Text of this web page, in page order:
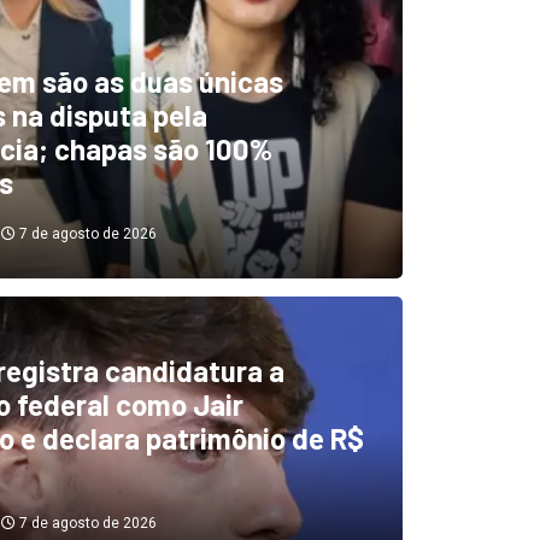
desvios de
emendas Pix
7 de agosto de 2026
são as duas únicas
na disputa pela
chapas são 100%
7 de agosto de 2026
candidatura a
federal como Jair
e declara patrimônio de R$
7 de agosto de 2026